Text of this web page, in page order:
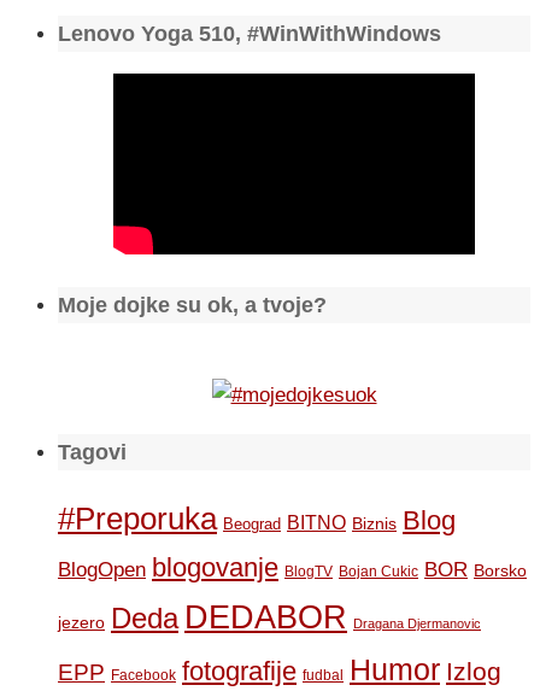
Lenovo Yoga 510, #WinWithWindows
Moje dojke su ok, a tvoje?
Tagovi
#Preporuka Beograd BITNO Biznis Blog
BlogOpen blogovanje BlogTV Bojan Cukic BOR Borsko
jezero Deda DEDABOR Dragana Djermanovic
EPP Facebook fotografije fudbal Humor Izlog